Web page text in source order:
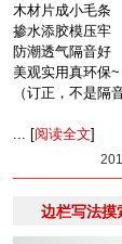
木材片成小毛条
掺水添胶模压牢
防潮透气隔音好
美观实用真环保~
（订正，不是隔
... [阅读全文]
边栏写法摸